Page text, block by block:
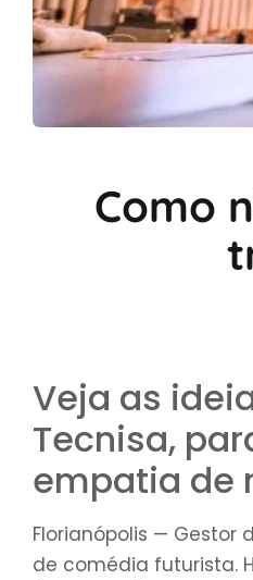
Como
Veja as
Tecnisa,
empatia de
Florianópolis — Gestor
de comédia futurista.